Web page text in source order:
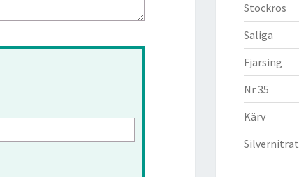
Stockros
Saliga
Fjärsing
Nr 35
Kärv
Silvernitrat